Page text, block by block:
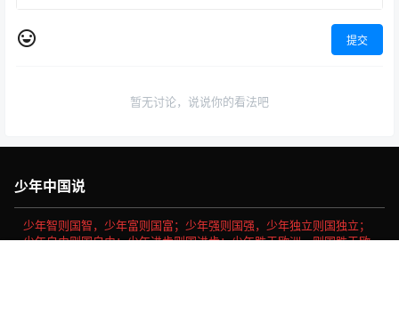
提交
暂无讨论，说说你的看法吧
少年中国说
少年智则国智，少年富则国富；少年强则国强，少年独立则国独立；
少年自由则国自由；少年进步则国进步；少年胜于欧洲，则国胜于欧